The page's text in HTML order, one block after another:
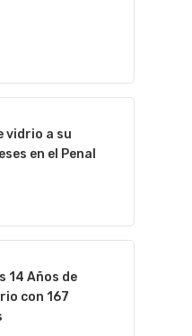
vidrio a su
en el Penal
14 Años de
con 167